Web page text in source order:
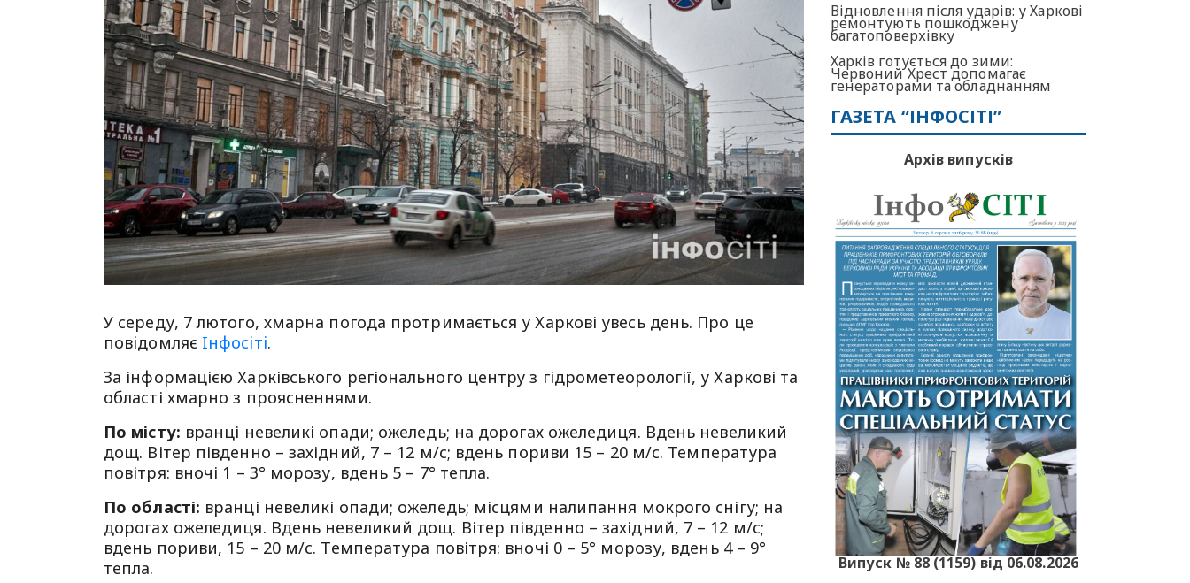
У середу, 7 лютого, хмарна погода протримається у Харкові увесь день. Про це
повiдомляє Iнфосiтi.
За інформацією Харківського регіонального центру з гідрометеорології, у Харкові та
області хмарно з проясненнями.
По місту: вранці невеликі опади; ожеледь; на дорогах ожеледиця. Вдень невеликий
дощ. Вітер південно – західний, 7 – 12 м/с; вдень пориви 15 – 20 м/с. Температура
повітря: вночі 1 – 3° морозу, вдень 5 – 7° тепла.
По області: вранці невеликі опади; ожеледь; місцями налипання мокрого снігу; на
дорогах ожеледиця. Вдень невеликий дощ. Вітер південно – західний, 7 – 12 м/с;
вдень пориви, 15 – 20 м/с. Температура повітря: вночі 0 – 5° морозу, вдень 4 – 9°
тепла.
Відновлення після ударів: у Харкові
ремонтують пошкоджену
багатоповерхівку
Харків готується до зими:
Червоний Хрест допомагає
генераторами та обладнанням
ГАЗЕТА “ІНФОСІТІ”
Архів випусків
Випуск № 88 (1159) від 06.08.2026